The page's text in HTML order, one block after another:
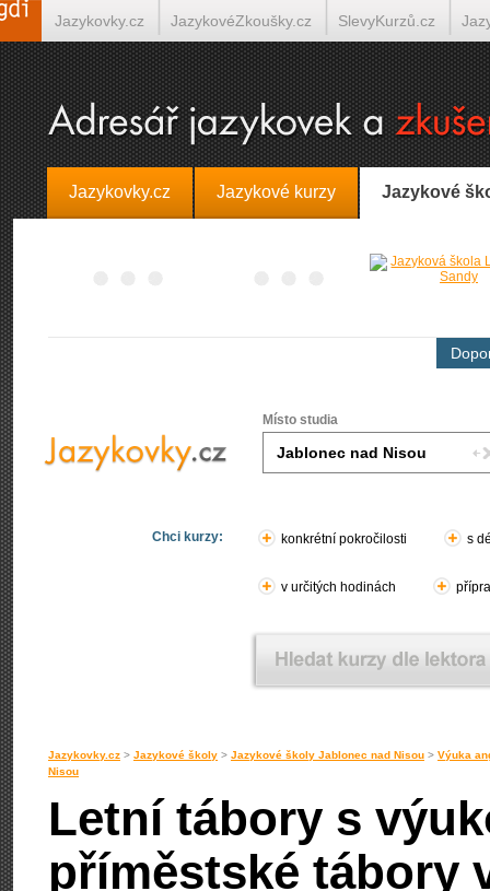
Jazykovky.cz Jazykové kurzy Jazykové
Místo studia
Chci kurzy: konkrétní pokročilosti s
v určitých hodinách
Jazykovky.cz > Jazykové školy > Jazykové školy Jablonec nad Nisou > Výuka
Nisou
Letní tábory s
příměstské tábory
Jazykovky.cz JazykovéZkoušky.cz SlevyKurzů.cz
Španělština on-line Italština on-line Tlumočení-